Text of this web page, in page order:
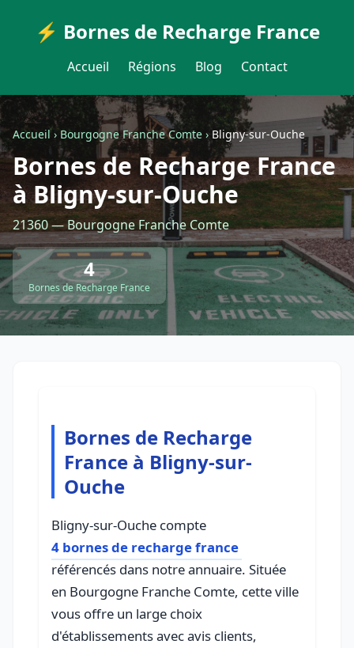
⚡ Bornes de Recharge France
Accueil Régions Blog Contact
Accueil›Bourgogne Franche Comte ›Bligny-sur-Ouche
Bornes de Recharge France
à Bligny-sur-Ouche
21360 — Bourgogne Franche Comte
4
Bornes de Recharge France
Bornes de Recharge
France à Bligny-sur-
Ouche
Bligny-sur-Ouche compte
4 bornes de recharge france
référencés dans notre annuaire. Située
en Bourgogne Franche Comte, cette ville
vous offre un large choix
d'établissements avec avis clients,